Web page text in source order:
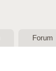
Forum